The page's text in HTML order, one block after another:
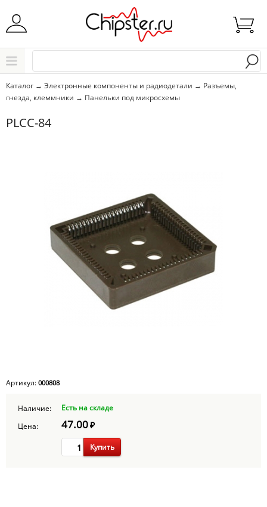
Начните водить название города..
Выбрать
Каталог → Электронные компоненты и радиодетали → Разъемы,
гнезда, клеммники → Панельки под микросхемы
PLCC-84
Артикул: 000808
Наличие:
Есть на складе
Цена:
47.00₽
Купить